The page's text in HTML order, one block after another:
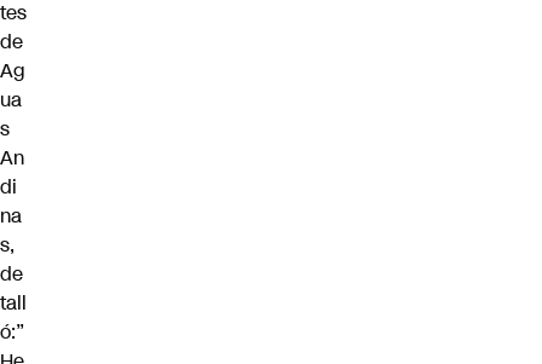
tes
de
Ag
ua
s
An
di
na
s,
de
tall
ó:”